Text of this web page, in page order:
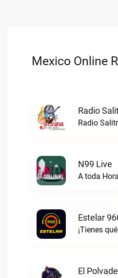
Mexico Online
Radio
Radio
N99 Live
A toda
Estelar
¡Tienes
El